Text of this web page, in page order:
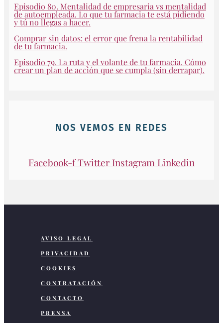
Episodio 80. Mentalidad de empresaria vs mentalidad
de autoempleada. Lo que tu farmacia te está pidiendo
y tú no llegas a hacer.
Comprar sin datos: el error que frena la rentabilidad
de tu farmacia.
Episodio 79. La ruta y el volante de tu farmacia. Cómo
crear un plan de acción que se cumpla (sin derrapar).
NOS VEMOS EN REDES
Facebook-fTwitter Instagram Linkedin
AVISO LEGAL
PRIVACIDAD
COOKIES
CONTRATACIÓN
CONTACTO
PRENSA